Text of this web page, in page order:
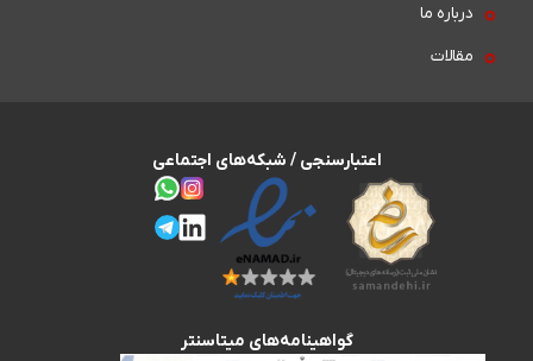
درباره ما
مقالات
اعتبارسنجی / شبکه‌های اجتماعی
گواهینامه‌های میتاسنتر